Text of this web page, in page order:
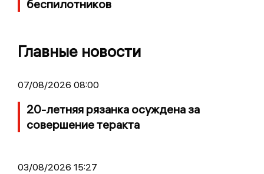
беспилотников
Главные новости
07/08/2026 08:00
20-летняя рязанка осуждена за
совершение теракта
03/08/2026 15:27